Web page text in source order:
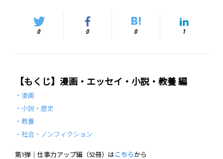
0 0 0 1
【もくじ】漫画・エッセイ・小説・教養 編
・漫画
・小説・歴史
・教養
・社会・ノンフィクション
第1弾｜仕事力アップ編（52冊）は こちらから